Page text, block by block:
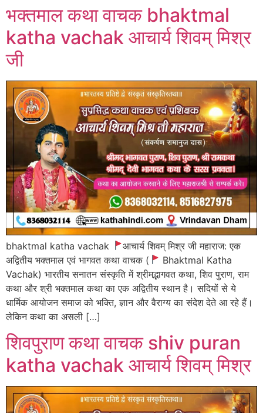
भक्तमाल कथा वाचक bhaktmal
katha vachak आचार्य शिवम् मिश्र
जी
bhaktmal katha vachak
आचार्य शिवम् मिश्र जी महाराज: एक
अद्वितीय भक्तमाल एवं भागवत कथा वाचक (
Bhaktmal Katha
Vachak) भारतीय सनातन संस्कृति में श्रीमद्भागवत कथा, शिव पुराण, राम
कथा और श्री भक्तमाल कथा का एक अद्वितीय स्थान है। सदियों से ये
धार्मिक आयोजन समाज को भक्ति, ज्ञान और वैराग्य का संदेश देते आ रहे हैं।
लेकिन कथा का असली […]
शिवपुराण कथा वाचक shiv puran
katha vachak आचार्य शिवम् मिश्र